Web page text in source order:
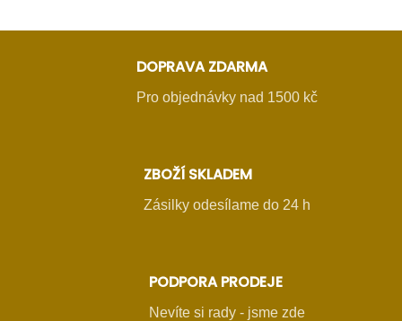
DOPRAVA ZDARMA
Pro objednávky nad 1500 kč
ZBOŽÍ SKLADEM
Zásilky odesílame do 24 h
PODPORA PRODEJE
Nevíte si rady - jsme zde